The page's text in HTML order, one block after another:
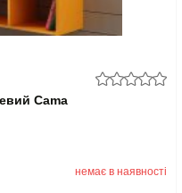
Cama
немає в наявності